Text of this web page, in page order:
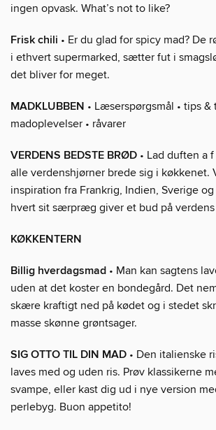
ingen opvask. What’s not to like?
Frisk chili • Er du glad for spicy mad? De
i ethvert supermarked, sætter fut i
det bliver for meget.
MADKLUBBEN • Læserspørgsmål • tips &
madoplevelser • råvarer
VERDENS BEDSTE BRØD • Lad duften a
alle verdenshjørner brede sig i køkkenet.
inspiration fra Frankrig, Indien, Sverige
hvert sit særpræg giver et bud på
KØKKENTERN
Billig hverdagsmad • Man kan sagtens
uden at det koster en bondegård. Det
skære kraftigt ned på kødet og i stedet
masse skønne grøntsager.
SIG OTTO TIL DIN MAD • Den italienske
laves med og uden ris. Prøv klassikerne
svampe, eller kast dig ud i nye version
perlebyg. Buon appetito!